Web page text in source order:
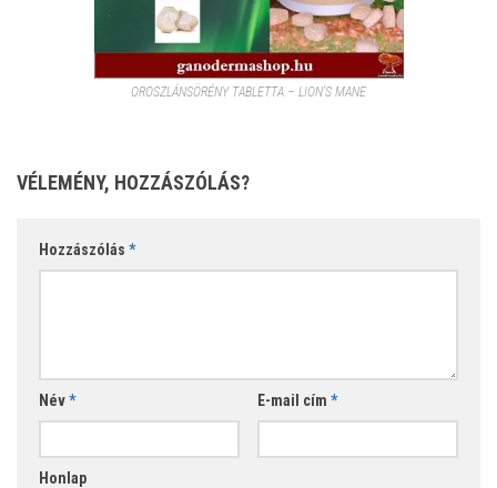
OROSZLÁNSÖRÉNY TABLETTA – LION’S MANE
VÉLEMÉNY, HOZZÁSZÓLÁS?
Hozzászólás *
Név* E-mail cím *
Honlap